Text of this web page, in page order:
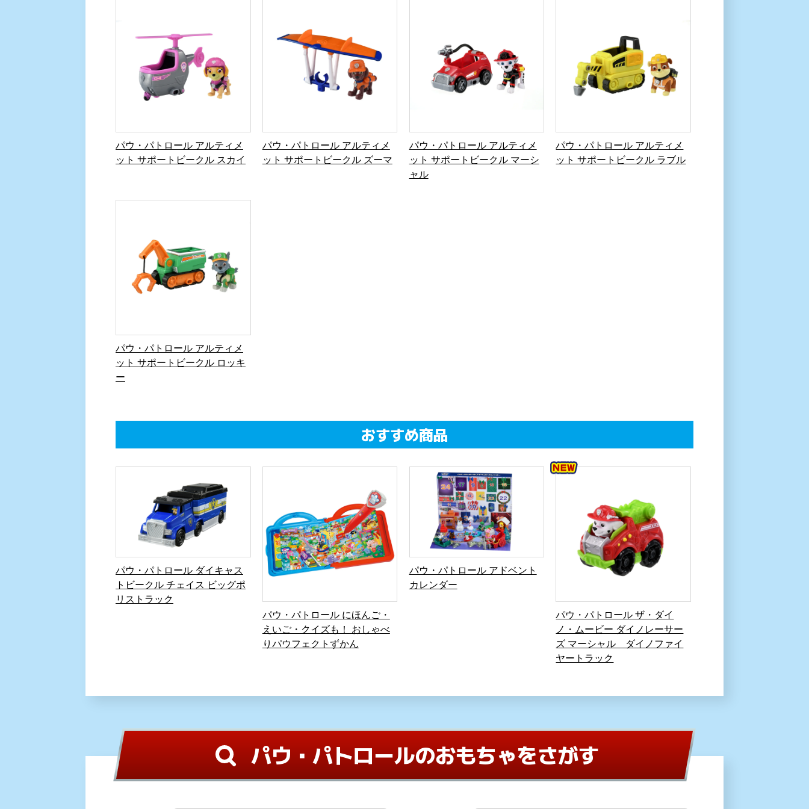
パウ・パトロール アルティメ
ット サポートビークル スカイ
パウ・パトロール アルティメ
ット サポートビークル ズーマ
パウ・パトロール アルティメ
ット サポートビークル マーシ
ャル
パウ・パトロール アルティメ
ット サポートビークル ラブル
パウ・パトロール アルティメ
ット サポートビークル ロッキ
ー
おすすめ商品
パウ・パトロール ダイキャス
トビークル チェイス ビッグポ
リストラック
パウ・パトロール にほんご・
えいご・クイズも！ おしゃべ
りパウフェクトずかん
パウ・パトロール アドベント
カレンダー
パウ・パトロール ザ・ダイ
ノ・ムービー ダイノレーサー
ズ マーシャル ダイノファイ
ヤートラック
パウ・パトロールのおもちゃをさがす